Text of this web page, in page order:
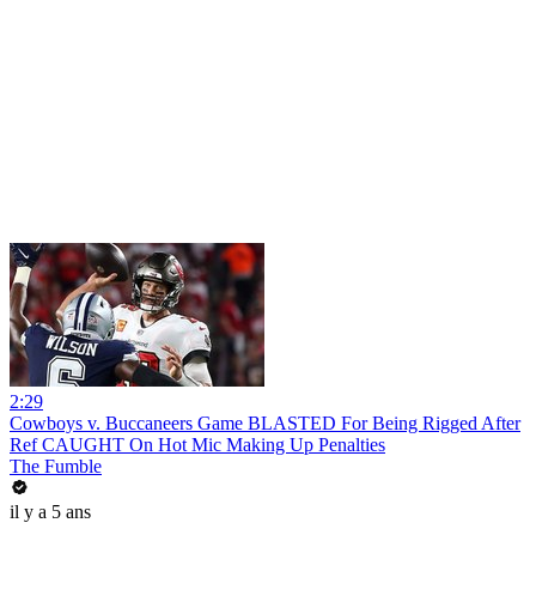
2:29
Cowboys v. Buccaneers Game BLASTED For Being Rigged After
Ref CAUGHT On Hot Mic Making Up Penalties
The Fumble
il y a 5 ans